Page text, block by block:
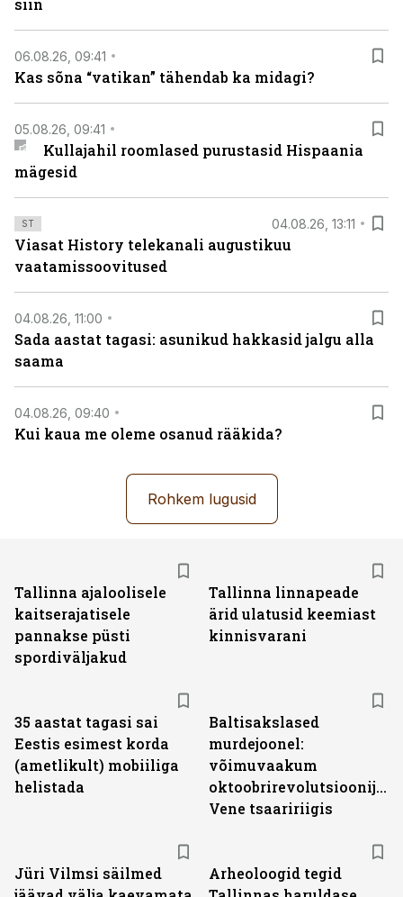
siin
06.08.26, 09:41
Kas sõna “vatikan” tähendab ka midagi?
05.08.26, 09:41
Kullajahil roomlased purustasid Hispaania
mägesid
ST 04.08.26, 13:11
Viasat History telekanali augustikuu
vaatamissoovitused
04.08.26, 11:00
Sada aastat tagasi: asunikud hakkasid jalgu alla
saama
04.08.26, 09:40
Kui kaua me oleme osanud rääkida?
Rohkem lugusid
Tallinna ajaloolisele
kaitserajatisele
pannakse püsti
spordiväljakud
Tallinna linnapeade
ärid ulatusid keemiast
kinnisvarani
35 aastat tagasi sai
Eestis esimest korda
(ametlikult) mobiiliga
helistada
Baltisakslased
murdejoonel:
võimuvaakum
Vene tsaaririigis
Jüri Vilmsi säilmed
Arheoloogid tegid